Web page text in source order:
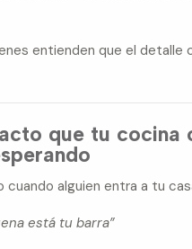
entienden que el detalle
que tu cocina
cuando alguien entra a tu
está tu barra”